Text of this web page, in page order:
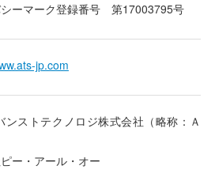
ーマーク登録番号 第17003795号
jp.com
ンストテクノロジ株式会社（略称：Ａ
ー・アール・オー